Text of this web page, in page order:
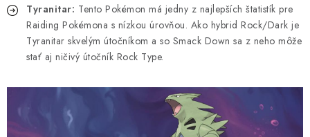
Tyranitar: Tento Pokémon má jedny z najlepších štatistík pre
Raiding Pokémona s nízkou úrovňou. Ako hybrid Rock/Dark je
Tyranitar skvelým útočníkom a so Smack Down sa z neho môže
stať aj ničivý útočník Rock Type.